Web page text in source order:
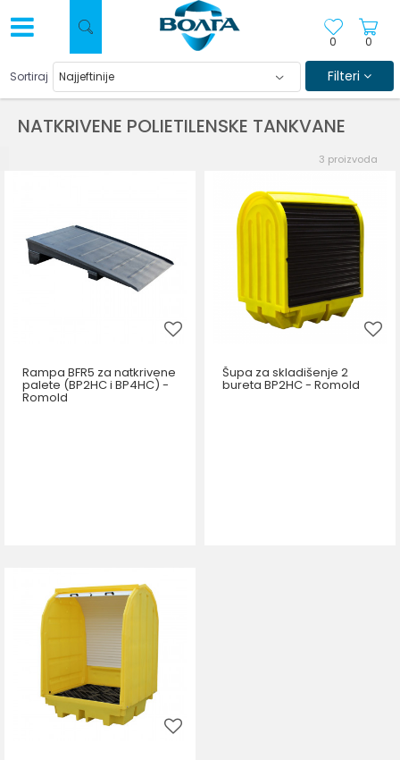
0
0
NATKRIVENE POLIETILENSKE TANKVANE
Sortiraj Filteri
3 proizvoda
Rampa BFR5 za natkrivene
palete (BP2HC i BP4HC) -
Romold
Šupa za skladišenje 2
bureta BP2HC - Romold